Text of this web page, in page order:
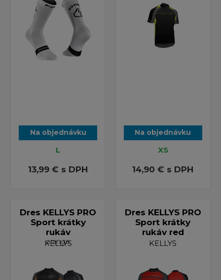
Na objednávku
L
13,99 € s DPH
Na objednávku
XS
14,90 € s DPH
Dres KELLYS PRO
Sport krátky
rukáv
orange
KELLYS
Dres KELLYS PRO
Sport krátky
rukáv red
KELLYS